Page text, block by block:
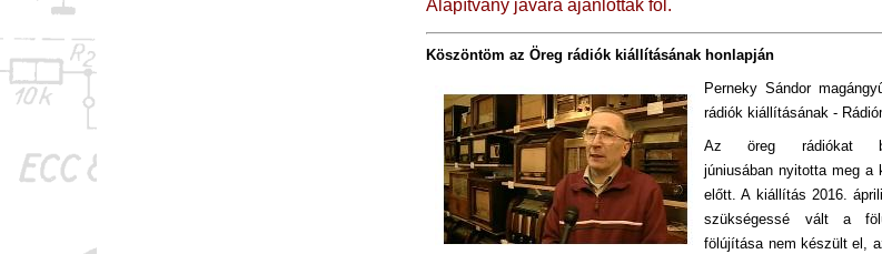
Alapítvány javára ajánlották föl.
Köszöntöm az Öreg rádiók kiállításának honlapján
Perneky Sándor
rádiók kiállításának -
Az öreg rádiókat
júniusában nyitotta meg a
előtt. A kiállítás 2016.
szükségessé vált a
fölújítása nem készült el,